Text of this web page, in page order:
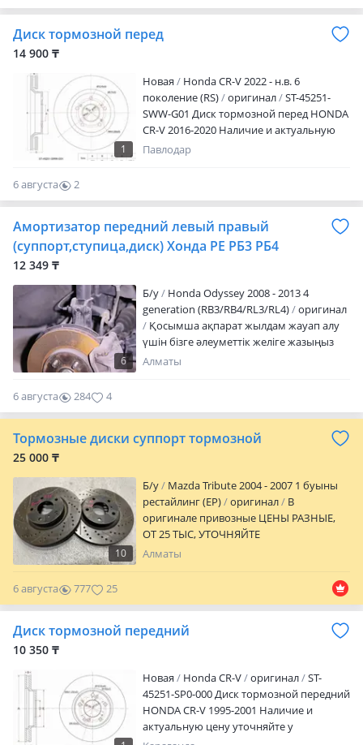
0
Диск тормозной перед
14 900 ₸
1
Новая
Honda CR-V 2022 - н.в. 6
поколение (RS)
оригинал
ST-45251-
SWW-G01 Диск тормозной перед HONDA
CR-V 2016-2020 Наличие и актуальную
цену уточняйте у менеджера
Павлодар
6 августа
2
0
Амортизатор передний левый правый
(суппорт,ступица,диск) Хонда РЕ РБ3 РБ4
12 349 ₸
6
Б/y
Honda Odyssey 2008 - 2013 4
generation (RB3/RB4/RL3/RL4)
оригинал
Қосымша ақпарат жылдам жауап алу
үшін бізге әлеуметтік желіге жазыңыз
Немесе көрсетілген нөмірге қоңырау
сатылу бағалары валюта бағамын
ескере отырып өзгереді. BARYS AUTO
Еуропа және АҚШ-тан түпнұсқа
бөлшектері. ҚР өңірлері бойынша
жөнелту бар. Жұмыс уақыты сағат 9: 00-
18: 00-ге дейін, 13: 00-14: 00-ге дейін түскі
үзіліс. Демалыссыз. / Для более
звоните по указанному номеру.
наличие товара у нашего менеджера.
Авторазбор BARYS AUTO. Широкий
выбор автозапчастей. Оригинальные
запчасти из Японии, Европы, ОАЭ и США.
Есть отправка по регионам РК. Время
Алматы
6 августа 284 4
Тормозные диски суппорт тормозной
25 000 ₸
10
Б/y
Mazda Tribute 2004 - 2007 1 буыны
рестайлинг (EP)
оригинал
В
оригинале привозные ЦЕНЫ РАЗНЫЕ,
ОТ 25 ТЫС, УТОЧНЯЙТЕ
Алматы
6 августа 777 25
Диск тормозной передний
10 350 ₸
Новая Honda CR-V оригинал
ST-
45251-SP0-000 Диск тормозной передний
HONDA CR-V 1995-2001 Наличие и
актуальную цену уточняйте у